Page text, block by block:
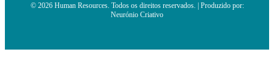
© 2026 Human Resources. Todos os direitos reservados. | Produzido por:
Neurónio Criativo